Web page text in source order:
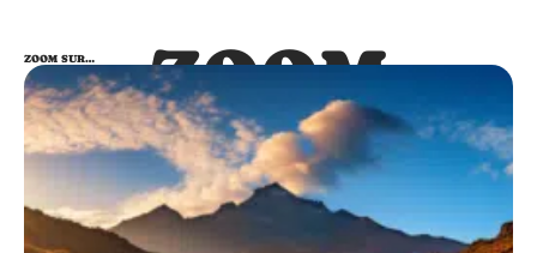
ZOOM
SUR…
ZOOM SUR…